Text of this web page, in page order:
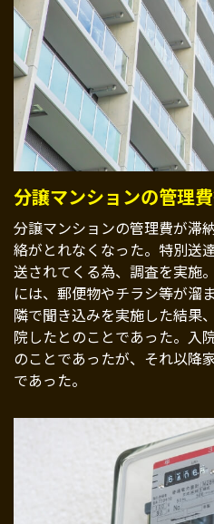
分譲マンションの管理
分譲マンションの管理費が滞
絡がとれなくなった。特別送
送されてくる為、調査を実施
には、郵便物やチラシ等が溜
隣で聞き込みを実施した結果
院したとのことであった。入
のことであったが、それ以降
であった。